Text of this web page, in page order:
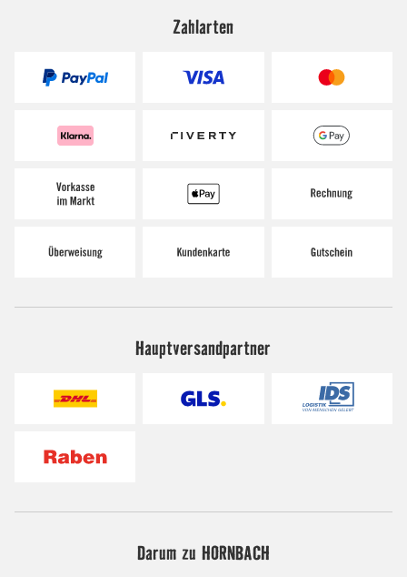
Zahlarten
Hauptversandpartner
Darum zu HORNBACH